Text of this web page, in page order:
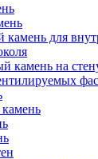
камень для
камень на